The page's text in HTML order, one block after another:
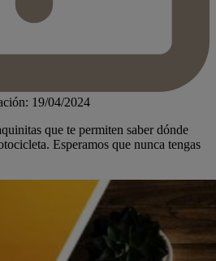
19/04/2024
que te permiten saber dónde
Esperamos que nunca tengas